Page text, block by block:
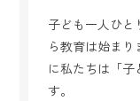
子ども一人ひ
ら教育は始ま
に私たちは「
す。